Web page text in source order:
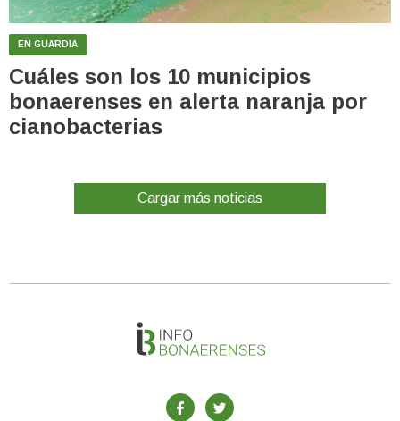
EN GUARDIA
Cuáles son los 10 municipios
bonaerenses en alerta naranja por
cianobacterias
Cargar más noticias